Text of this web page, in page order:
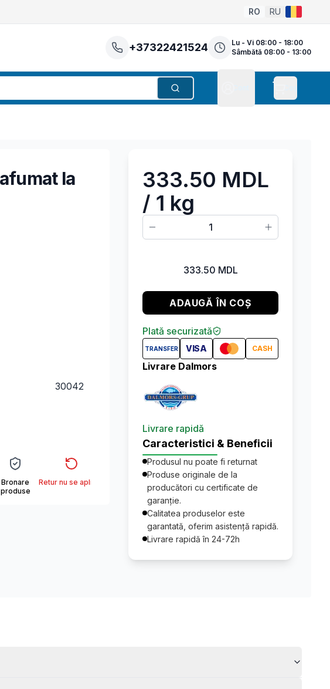
RO RU
+37322421524
Lu - Vi 08:00 - 18:00
Sâmbătă 08:00 - 13:00
Căutare
la
30042
Bronare
produse
Retur nu se aplica*
333.50 MDL
/ 1 kg
1
333.50 MDL
ADAUGĂ ÎN COȘ
Plată securizată
TRANSFER VISA CASH
Livrare Dalmors
Livrare rapidă
Caracteristici & Beneficii
Produsul nu poate fi returnat
Produse originale de la
producători cu certificate de
garanție.
Calitatea produselor este
garantată, oferim asistență rapidă.
Livrare rapidă în 24-72h